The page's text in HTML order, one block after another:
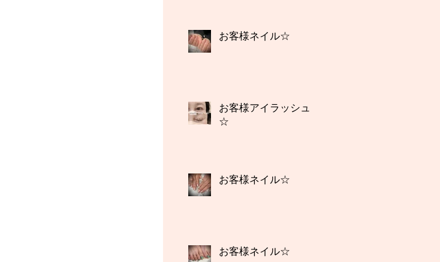
お客様ネイル☆
お客様アイラッシュ
☆
お客様ネイル☆
お客様ネイル☆